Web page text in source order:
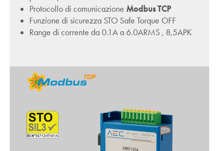
Protocollo di comunicazione Modbus TCP
Funzione di sicurezza STO Safe Torque OFF
Range di corrente da 0.1A a 6.0ARMS , 8,5APK